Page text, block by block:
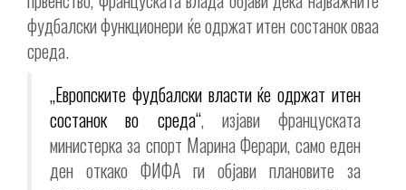
фудбалски функционери ќе одржат итен состанок оваа
среда.
„Европските фудбалски власти ќе одржат итен
состанок во среда“, изјави француската
министерка за спорт Марина Ферари, само еден
ден откако ФИФА ги објави плановите за